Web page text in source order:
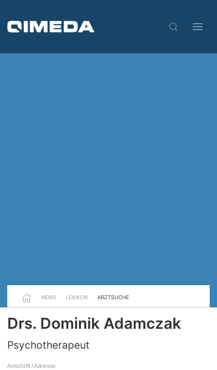
NEWS LEXIKON ARZTSUCHE
Drs. Dominik Adamczak
Psychotherapeut
Anschrift / Adresse